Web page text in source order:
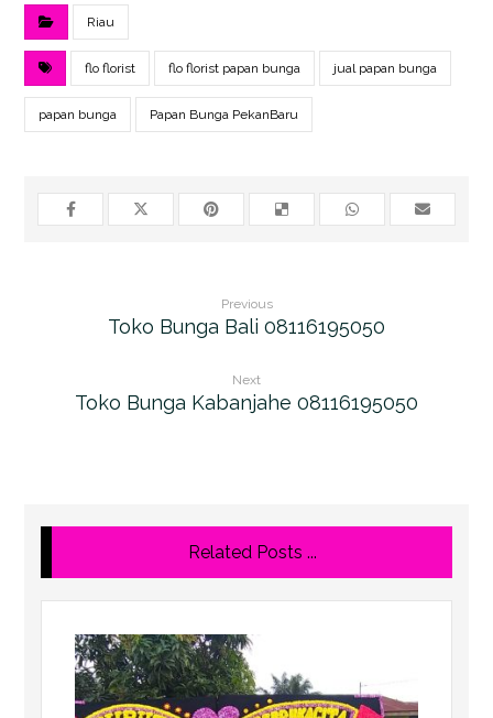
Riau
flo florist flo florist papan bunga jual papan bunga
papan bunga Papan Bunga PekanBaru
Previous
Toko Bunga Bali 08116195050
Next
Toko Bunga Kabanjahe 08116195050
Related Posts ...